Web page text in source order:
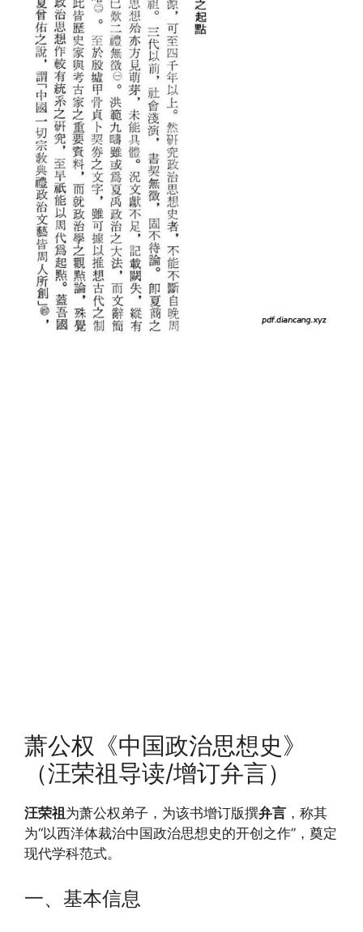
萧公权《中国政治思想史》
（汪荣祖导读/增订弁言）
汪荣祖为萧公权弟子，为该书增订版撰弁言 ，称其
为“以西洋体裁治中国政治思想史的开创之作”，奠定
现代学科范式。
一、基本信息